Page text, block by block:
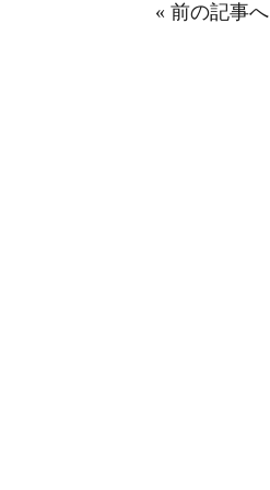
« 前の記事へ